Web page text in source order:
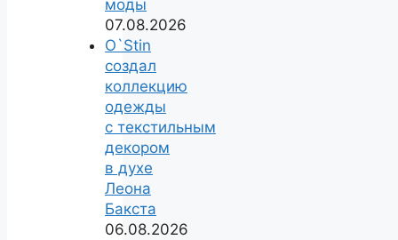
моды
07.08.2026
O`Stin
создал
коллекцию
одежды
с текстильным
декором
в духе
Леона
Бакста
06.08.2026